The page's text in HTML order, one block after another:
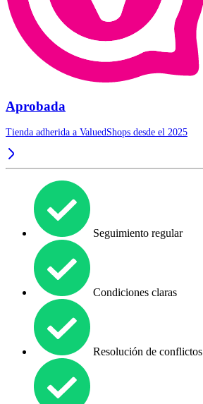
Aprobada
Tienda adherida a ValuedShops desde el 2025
Seguimiento regular
Condiciones claras
Resolución de conflictos